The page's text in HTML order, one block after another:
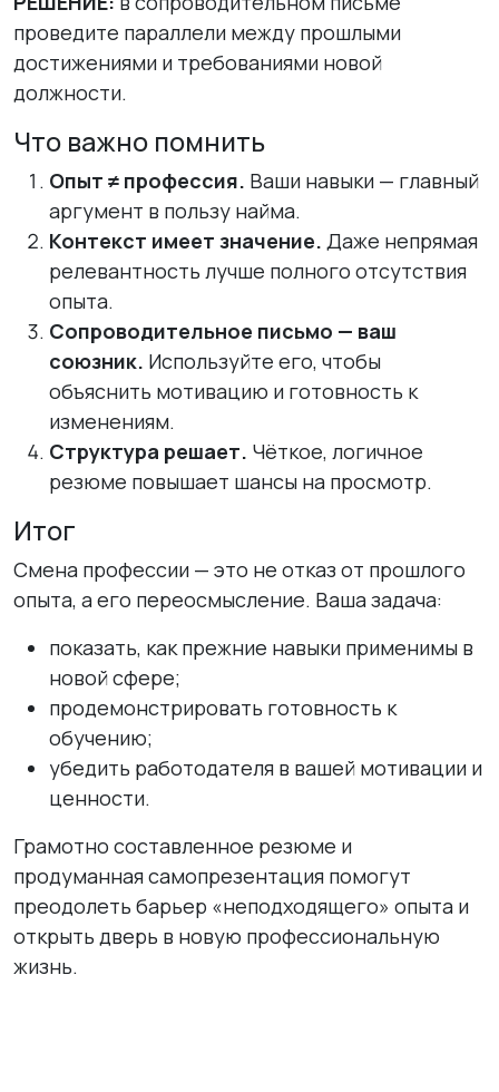
проведите параллели между прошлыми
достижениями и требованиями новой
должности.
Что важно помнить
Опыт ≠ профессия. Ваши навыки — главный
аргумент в пользу найма.
Контекст имеет значение. Даже непрямая
релевантность лучше полного отсутствия
опыта.
Сопроводительное письмо — ваш
союзник. Используйте его, чтобы
объяснить мотивацию и готовность к
изменениям.
Структура решает. Чёткое, логичное
резюме повышает шансы на просмотр.
Итог
Смена профессии — это не отказ от прошлого
опыта, а его переосмысление. Ваша задача:
показать, как прежние навыки применимы в
новой сфере;
продемонстрировать готовность к
обучению;
убедить работодателя в вашей мотивации и
ценности.
Грамотно составленное резюме и
продуманная самопрезентация помогут
преодолеть барьер «неподходящего» опыта и
открыть дверь в новую профессиональную
жизнь.